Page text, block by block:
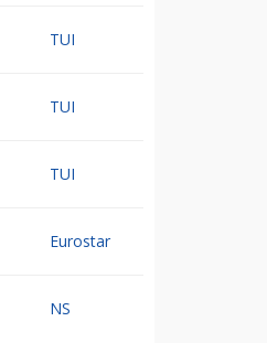
TUI
TUI
TUI
Eurostar
NS